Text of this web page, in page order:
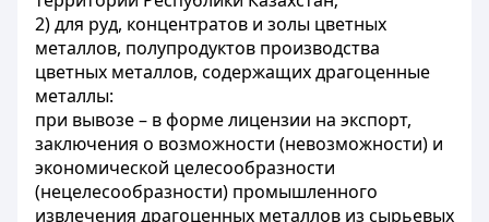
2) для руд, концентратов и золы цветных
металлов, полупродуктов производства
цветных металлов, содержащих драгоценные
металлы:
при вывозе – в форме лицензии на экспорт,
заключения о возможности (невозможности) и
экономической целесообразности
(нецелесообразности) промышленного
извлечения драгоценных металлов из сырьевых